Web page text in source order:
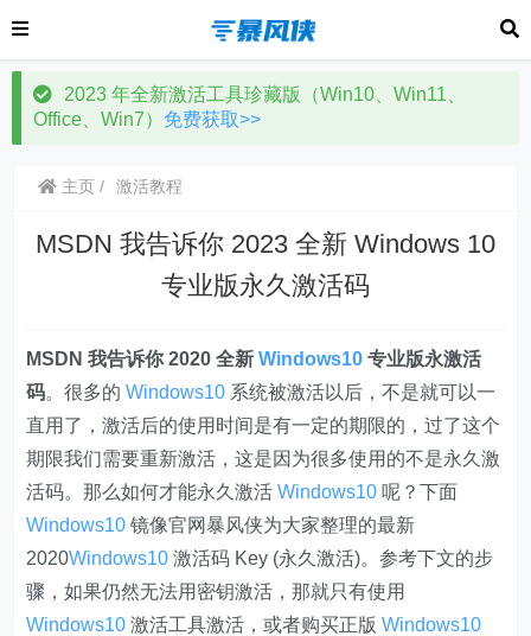
2023 年全新激活工具珍藏版（Win10、Win11、
Office、Win7） 免费获取>>
主页 激活教程
MSDN 我告诉你 2023 全新 Windows 10
专业版永久激活码
MSDN 我告诉你 2020 全新Windows10 专业版永激活
码。很多的Windows10 系统被激活以后，不是就可以一
直用了，激活后的使用时间是有一定的期限的，过了这个
期限我们需要重新激活，这是因为很多使用的不是永久激
活码。那么如何才能永久激活Windows10 呢？下面
Windows10 镜像官网暴风侠为大家整理的最新
2020Windows10 激活码 Key (永久激活)。参考下文的步
骤，如果仍然无法用密钥激活，那就只有使用
Windows10 激活工具激活，或者购买正版Windows10